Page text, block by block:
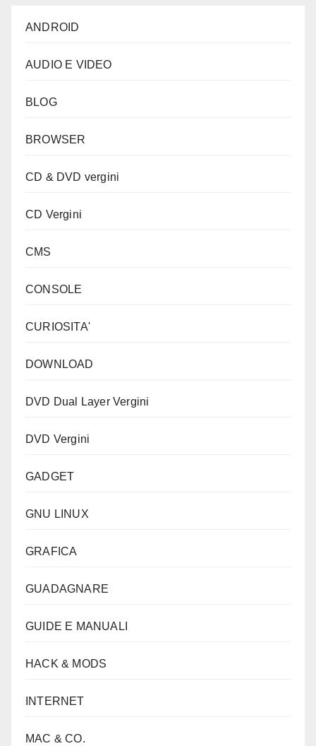
ANDROID
AUDIO E VIDEO
BLOG
BROWSER
CD & DVD vergini
CD Vergini
CMS
CONSOLE
CURIOSITA'
DOWNLOAD
DVD Dual Layer Vergini
DVD Vergini
GADGET
GNU LINUX
GRAFICA
GUADAGNARE
GUIDE E MANUALI
HACK & MODS
INTERNET
MAC & CO.